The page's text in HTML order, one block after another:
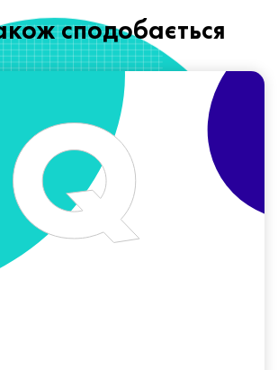
сподобається